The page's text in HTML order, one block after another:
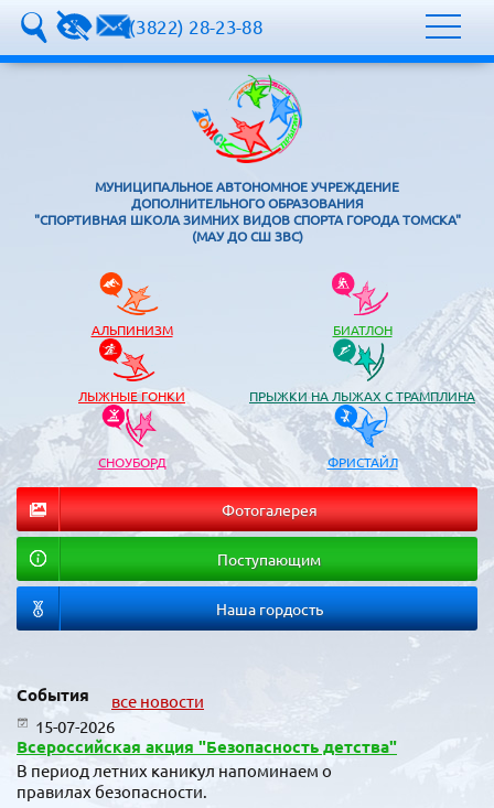
8 (3822) 28-23-88
МУНИЦИПАЛЬНОЕ АВТОНОМНОЕ УЧРЕЖДЕНИЕ
ДОПОЛНИТЕЛЬНОГО ОБРАЗОВАНИЯ
"СПОРТИВНАЯ ШКОЛА ЗИМНИХ ВИДОВ СПОРТА ГОРОДА ТОМСКА"
(МАУ ДО СШ ЗВС)
АЛЬПИНИЗМ БИАТЛОН
ЛЫЖНЫЕ ГОНКИ ПРЫЖКИ НА ЛЫЖАХ С ТРАМПЛИНА
СНОУБОРД ФРИСТАЙЛ
Фотогалерея
Поступающим
Наша гордость
События
все новости
15-07-2026
Всероссийская акция "Безопасность детства"
В период летних каникул напоминаем о
правилах безопасности.